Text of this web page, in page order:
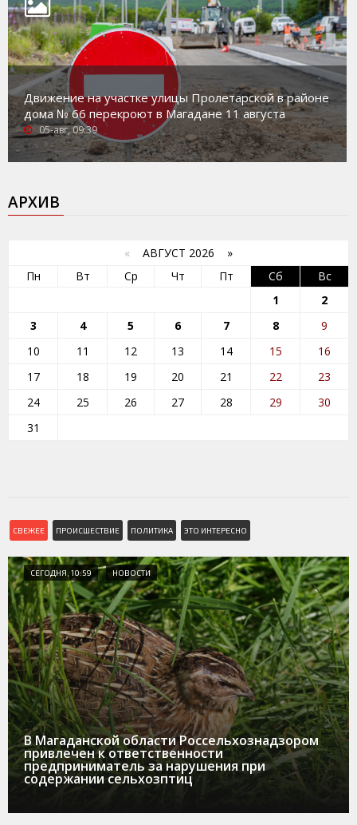
Движение на участке улицы Пролетарской в районе
дома № 66 перекроют в Магадане 11 августа
05-авг, 09:39
АРХИВ
« АВГУСТ 2026 »
Пн
Вт Ср Чт Пт Сб
Вс
1
2
3
4 5 6 7 8
9
10
11 12 13 14 15
16
17
18 19 20 21 22
23
24
25 26 27 28 29
30
31
СВЕЖЕЕ ПРОИСШЕСТВИЕ ПОЛИТИКА ЭТО ИНТЕРЕСНО
СЕГОДНЯ, 10:59 НОВОСТИ
В Магаданской области Россельхознадзором
привлечен к ответственности
предприниматель за нарушения при
содержании сельхозптиц